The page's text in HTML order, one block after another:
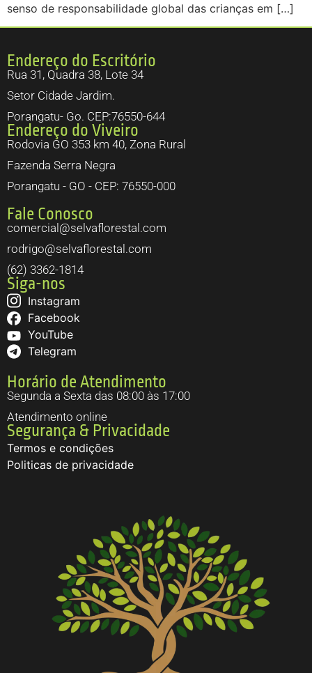
senso de responsabilidade global das crianças em […]
Endereço do Escritório
Rua 31, Quadra 38, Lote 34
Setor Cidade Jardim.
Porangatu- Go. CEP:76550-644
Endereço do Viveiro
Rodovia GO 353 km 40, Zona Rural
Fazenda Serra Negra
Porangatu - GO - CEP: 76550-000
Fale Conosco
comercial@selvaflorestal.com
rodrigo@selvaflorestal.com
(62) 3362-1814
Siga-nos
Instagram
Facebook
YouTube
Telegram
Horário de Atendimento
Segunda a Sexta das 08:00 às 17:00
Atendimento online
Segurança & Privacidade
Termos e condições
Politicas de privacidade